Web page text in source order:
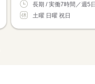
長期 / 実働7時間／週5
土曜 日曜 祝日